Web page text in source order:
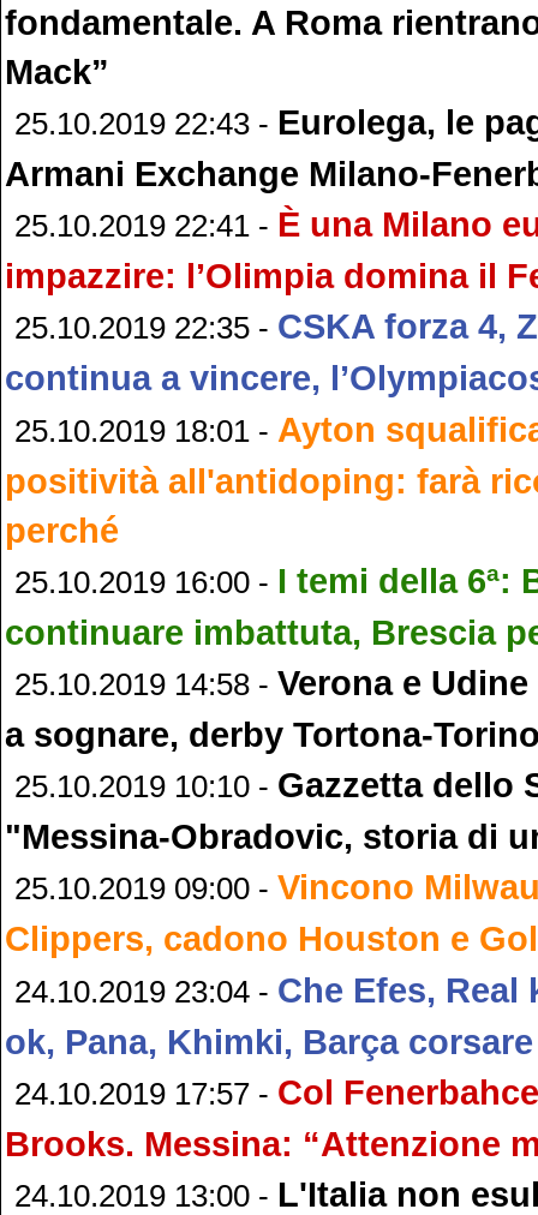
fondamentale. A Roma
Mack”
25.10.2019 22:43 - Eurolega, le
Armani Exchange Milano-
25.10.2019 22:41 - È una Milano
impazzire: l’Olimpia domina il
25.10.2019 22:35 - CSKA forza 4,
continua a vincere,
25.10.2019 18:01 - Ayton
positività all'antidoping: farà
perché
25.10.2019 16:00 - I temi della 6ª:
continuare imbattuta, Brescia
25.10.2019 14:58 - Verona e
a sognare, derby Tortona-
25.10.2019 10:10 - Gazzetta dello
"Messina-Obradovic, storia di
25.10.2019 09:00 - Vincono
Clippers, cadono Houston e
24.10.2019 23:04 - Che Efes, Real
ok, Pana, Khimki, Barça corsare
24.10.2019 17:57 - Col
Brooks. Messina: “Attenzione
24.10.2019 13:00 - L'Italia non